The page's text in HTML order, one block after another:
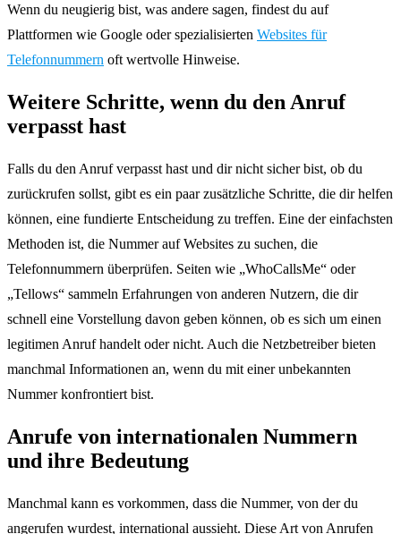
Wenn du neugierig bist, was andere sagen, findest du auf
Plattformen wie Google oder spezialisierten Websites für
Telefonnummern oft wertvolle Hinweise.
Weitere Schritte, wenn du den Anruf
verpasst hast
Falls du den Anruf verpasst hast und dir nicht sicher bist, ob du
zurückrufen sollst, gibt es ein paar zusätzliche Schritte, die dir helfen
können, eine fundierte Entscheidung zu treffen. Eine der einfachsten
Methoden ist, die Nummer auf Websites zu suchen, die
Telefonnummern überprüfen. Seiten wie „WhoCallsMe“ oder
„Tellows“ sammeln Erfahrungen von anderen Nutzern, die dir
schnell eine Vorstellung davon geben können, ob es sich um einen
legitimen Anruf handelt oder nicht. Auch die Netzbetreiber bieten
manchmal Informationen an, wenn du mit einer unbekannten
Nummer konfrontiert bist.
Anrufe von internationalen Nummern
und ihre Bedeutung
Manchmal kann es vorkommen, dass die Nummer, von der du
angerufen wurdest, international aussieht. Diese Art von Anrufen